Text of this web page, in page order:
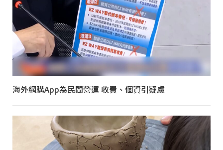
海外網購App為民間營運 收費、個資引疑慮